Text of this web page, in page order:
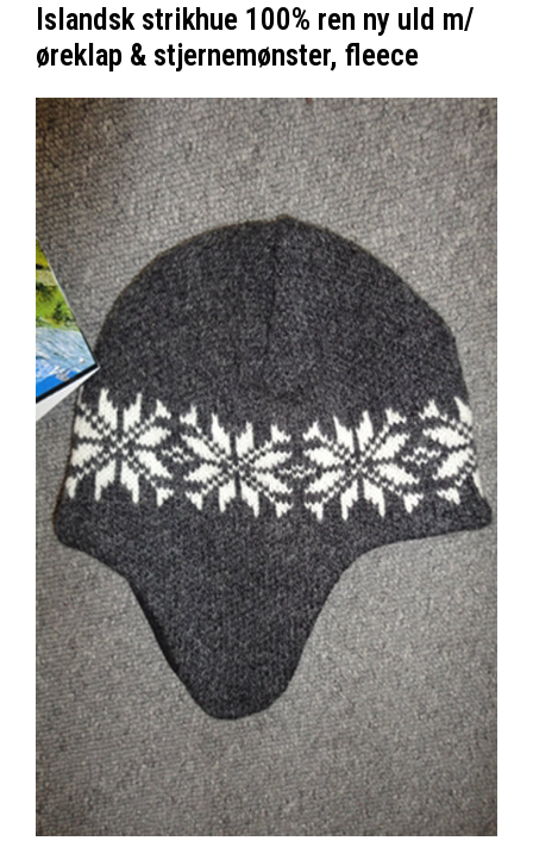
Islandsk strikhue 100% ren ny uld m/
øreklap & stjernemønster, fleece